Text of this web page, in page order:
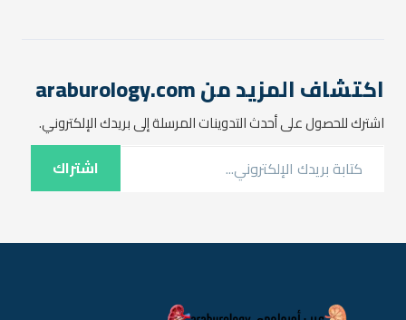
…اكتشاف المزيد من araburology.com
اشترك للحصول على أحدث التدوينات المرسلة إلى بريدك الإلكتروني.
اشتراك